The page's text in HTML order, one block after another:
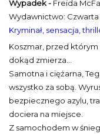
Wypadek - Freida
Wydawnictwo:
Kryminał, sensacja,
Koszmar, przed
dokąd zmierza...
Samotna i ciężarna,
wszystko za sobą.
bezpiecznego azylu,
dociera na miejsce.
Z samochodem w